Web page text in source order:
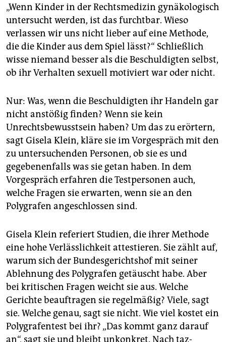
„Wenn Kinder in der Rechtsmedizin gynäkologisch
untersucht werden, ist das furchtbar. Wieso
verlassen wir uns nicht lieber auf eine Methode,
die die Kinder aus dem Spiel lässt?“ Schließlich
wisse niemand besser als die Beschuldigten selbst,
ob ihr Verhalten sexuell motiviert war oder nicht.
Nur: Was, wenn die Beschuldigten ihr Handeln gar
nicht anstößig finden? Wenn sie kein
Unrechtsbewusstsein haben? Um das zu erörtern,
sagt Gisela Klein, kläre sie im Vorgespräch mit den
zu untersuchenden Personen, ob sie es und
gegebenenfalls was sie getan haben. In dem
Vorgespräch erfahren die Testpersonen auch,
welche Fragen sie erwarten, wenn sie an den
Polygrafen angeschlossen sind.
Gisela Klein referiert Studien, die ihrer Methode
eine hohe Verlässlichkeit attestieren. Sie zählt auf,
warum sich der Bundesgerichtshof mit seiner
Ablehnung des Polygrafen getäuscht habe. Aber
bei kritischen Fragen weicht sie aus. Welche
Gerichte beauftragen sie regelmäßig? Viele, sagt
sie. Welche genau, sagt sie nicht. Wie viel kostet ein
Polygrafentest bei ihr? „Das kommt ganz darauf
an“, sagt sie und bleibt unkonkret. Nach taz-